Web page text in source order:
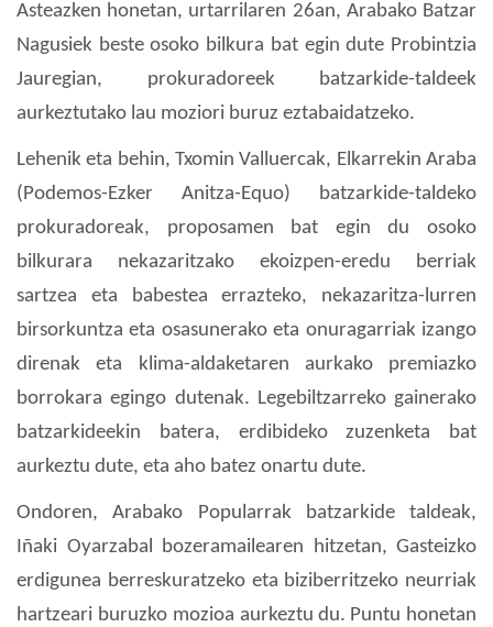
Asteazken honetan, urtarrilaren 26an, Arabako Batzar
Nagusiek beste osoko bilkura bat egin dute Probintzia
Jauregian, prokuradoreek batzarkide-taldeek
aurkeztutako lau moziori buruz eztabaidatzeko.
Lehenik eta behin, Txomin Valluercak, Elkarrekin Araba
(Podemos-Ezker Anitza-Equo) batzarkide-taldeko
prokuradoreak, proposamen bat egin du osoko
bilkurara nekazaritzako ekoizpen-eredu berriak
sartzea eta babestea errazteko, nekazaritza-lurren
birsorkuntza eta osasunerako eta onuragarriak izango
direnak eta klima-aldaketaren aurkako premiazko
borrokara egingo dutenak. Legebiltzarreko gainerako
batzarkideekin batera, erdibideko zuzenketa bat
aurkeztu dute, eta aho batez onartu dute.
Ondoren, Arabako Popularrak batzarkide taldeak,
Iñaki Oyarzabal bozeramailearen hitzetan, Gasteizko
erdigunea berreskuratzeko eta biziberritzeko neurriak
hartzeari buruzko mozioa aurkeztu du. Puntu honetan